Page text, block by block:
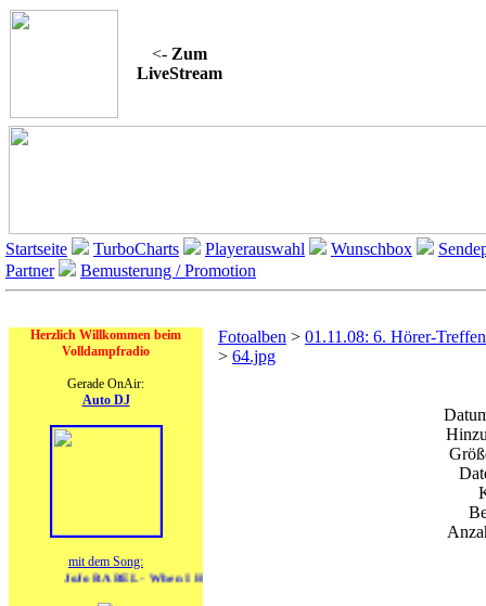
<- Zum
LiveStream
Startseite TurboCharts Playerauswahl Wunschbox
Partner
Bemusterung / Promotion
Herzlich Willkommen beim
Volldampfradio
Gerade OnAir:
Auto DJ
mit dem Song:
JoJo RABEL - When I Hear You By Night
Fotoalben > 01.11.08: 6. Hörer-
> 64.jpg